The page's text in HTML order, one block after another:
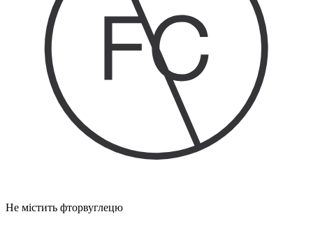
Не містить фторвуглецю